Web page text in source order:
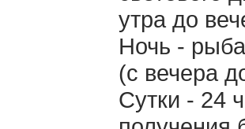
утра до
Ночь -
(с вечера
Сутки - 24